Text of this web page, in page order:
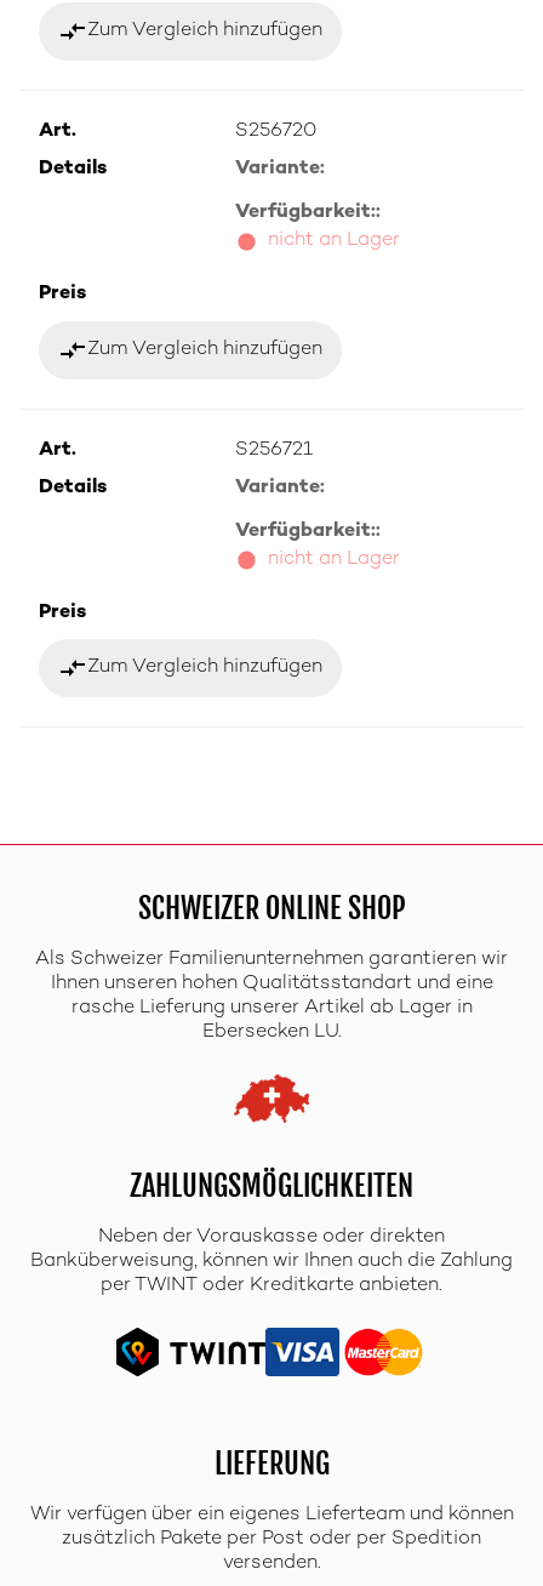
compare_arrowsZum Vergleich hinzufügen
Art.
S256720
Details
Variante:
Verfügbarkeit::
nicht an Lager
Preis
compare_arrowsZum Vergleich hinzufügen
Art.
S256721
Details
Variante:
Verfügbarkeit::
nicht an Lager
Preis
compare_arrowsZum Vergleich hinzufügen
SCHWEIZER ONLINE SHOP
Als Schweizer Familienunternehmen garantieren wir
Ihnen unseren hohen Qualitätsstandart und eine
rasche Lieferung unserer Artikel ab Lager in
Ebersecken LU.
ZAHLUNGSMÖGLICHKEITEN
Neben der Vorauskasse oder direkten
Banküberweisung, können wir Ihnen auch die Zahlung
per TWINT oder Kreditkarte anbieten.
LIEFERUNG
Wir verfügen über ein eigenes Lieferteam und können
zusätzlich Pakete per Post oder per Spedition
versenden.